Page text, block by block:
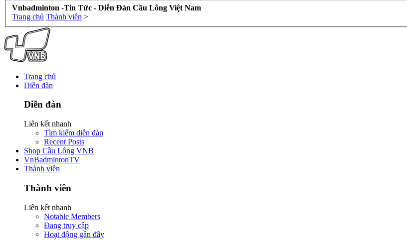
Vnbadminton -Tin Tức - Diễn Đàn Cầu Lông Việt Nam
Trang chủ Thành viên >
Trang chủ
Diễn đàn
Diễn đàn
Liên kết nhanh
Tìm kiếm diễn đàn
Recent Posts
Shop Cầu Lông VNB
VnBadmintonTV
Thành viên
Thành viên
Liên kết nhanh
Notable Members
Đang truy cập
Hoạt động gần đây